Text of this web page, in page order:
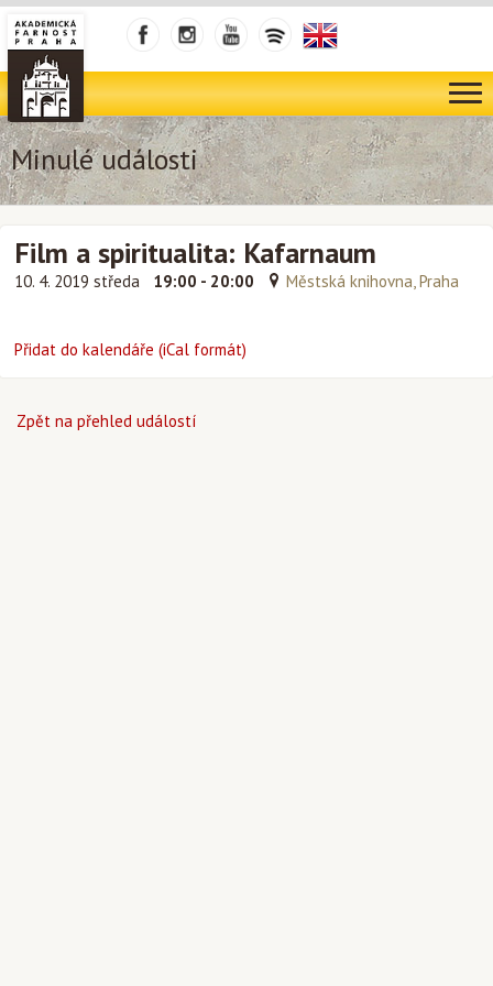
Minulé události
Film a spiritualita: Kafarnaum
10. 4. 2019 středa 19:00 - 20:00 Městská knihovna, Praha
Přidat do kalendáře (iCal formát)
Zpět na přehled událostí